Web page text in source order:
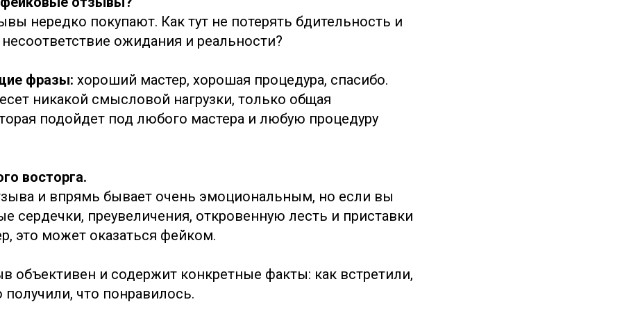
нередко покупают. Как тут не потерять бдительность и
ожидания и реальности?
фразы: хороший мастер, хорошая процедура, спасибо.
никакой смысловой нагрузки, только общая
подойдет под любого мастера и любую процедуру
восторга.
и впрямь бывает очень эмоциональным, но если вы
сердечки, преувеличения, откровенную лесть и приставки
это может оказаться фейком.
объективен и содержит конкретные факты: как встретили,
получили, что понравилось.